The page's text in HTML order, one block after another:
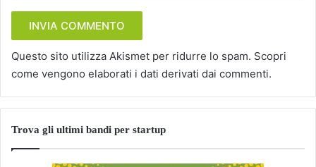
Questo sito utilizza Akismet per ridurre lo spam. Scopri
come vengono elaborati i dati derivati dai commenti.
Trova gli ultimi bandi per startup